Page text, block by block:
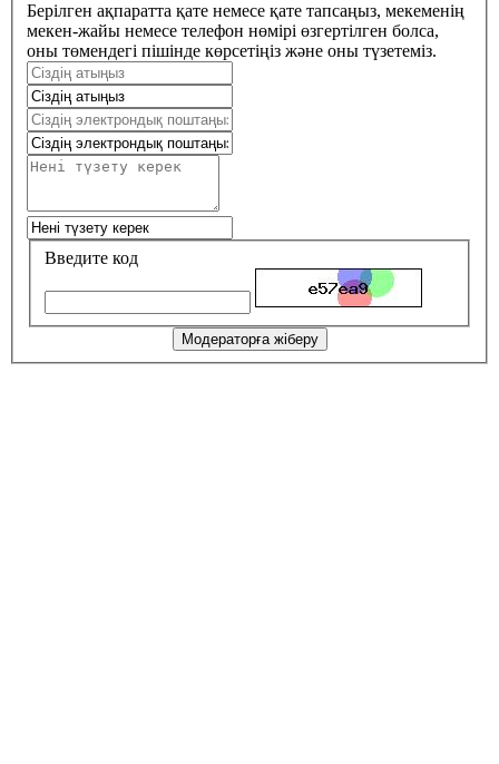
Берілген ақпаратта қате немесе қате тапсаңыз, мекеменің
мекен-жайы немесе телефон нөмірі өзгертілген болса,
оны төмендегі пішінде көрсетіңіз және оны түзетеміз.
Введите код
Модераторға жіберу